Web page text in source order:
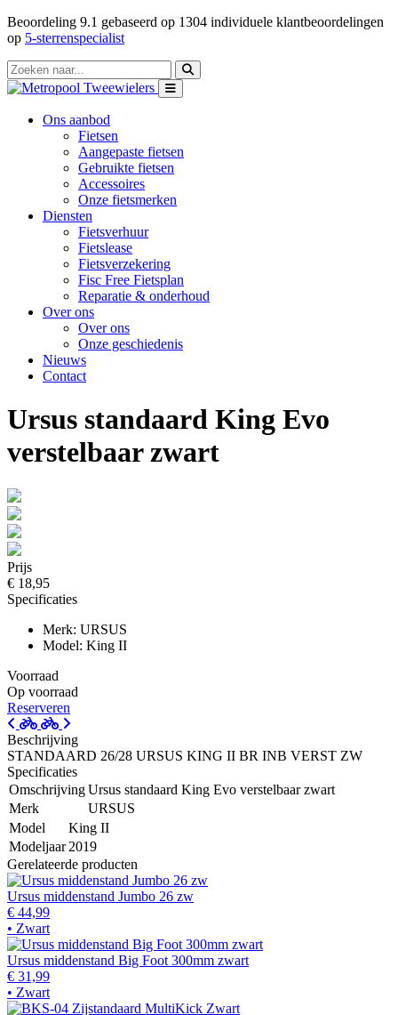
Beoordeling 9.1 gebaseerd op 1304 individuele klantbeoordelingen
op 5-sterrenspecialist
Ons aanbod
Fietsen
Aangepaste fietsen
Gebruikte fietsen
Accessoires
Onze fietsmerken
Diensten
Fietsverhuur
Fietslease
Fietsverzekering
Fisc Free Fietsplan
Reparatie & onderhoud
Over ons
Over ons
Onze geschiedenis
Nieuws
Contact
Ursus standaard King Evo
verstelbaar zwart
Prijs
€ 18,95
Specificaties
Merk: URSUS
Model: King II
Voorraad
Op voorraad
Reserveren
Beschrijving
STANDAARD 26/28 URSUS KING II BR INB VERST ZW
Specificaties
OmschrijvingUrsus standaard King Evo verstelbaar zwart
Merk
URSUS
Model
King II
Modeljaar 2019
Gerelateerde producten
Ursus middenstand Jumbo 26 zw
€ 44,99
• Zwart
Ursus middenstand Big Foot 300mm zwart
€ 31,99
• Zwart